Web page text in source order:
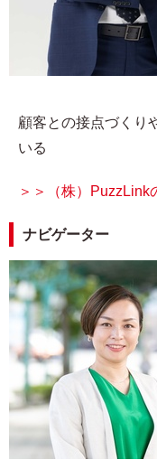
顧客との接点づくり
いる
＞＞（株）PuzzLink
ナビゲーター